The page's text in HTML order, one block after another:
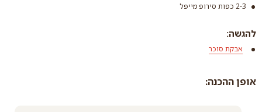
2-3 כפות סירופ מייפל
להגשה:
אבקת סוכר
אופן ההכנה: